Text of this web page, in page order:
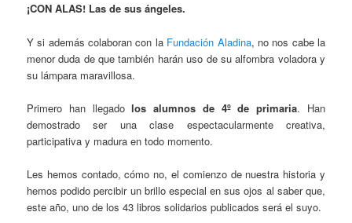
¡CON ALAS! Las de sus ángeles.
Y si además colaboran con la Fundación Aladina, no nos cabe la
menor duda de que también harán uso de su alfombra voladora y
su lámpara maravillosa.
Primero han llegadolos alumnos de 4º de primaria. Han
demostrado ser una clase espectacularmente creativa,
participativa y madura en todo momento.
Les hemos contado, cómo no, el comienzo de nuestra historia y
hemos podido percibir un brillo especial en sus ojos al saber que,
este año, uno de los 43 libros solidarios publicados será el suyo.